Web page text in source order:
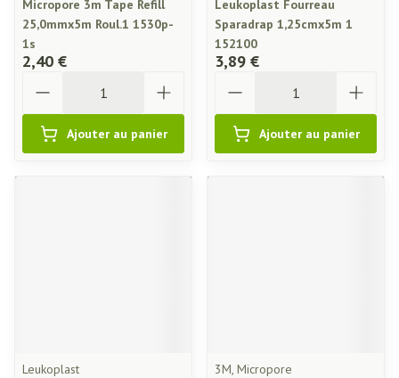
Micropore 3m Tape Refill
25,0mmx5m Roul.1 1530p-
1s
2,40 €
Ajouter au panier
Leukoplast Fourreau
Sparadrap 1,25cmx5m 1
152100
3,89 €
Ajouter au panier
Leukoplast
3M, Micropore